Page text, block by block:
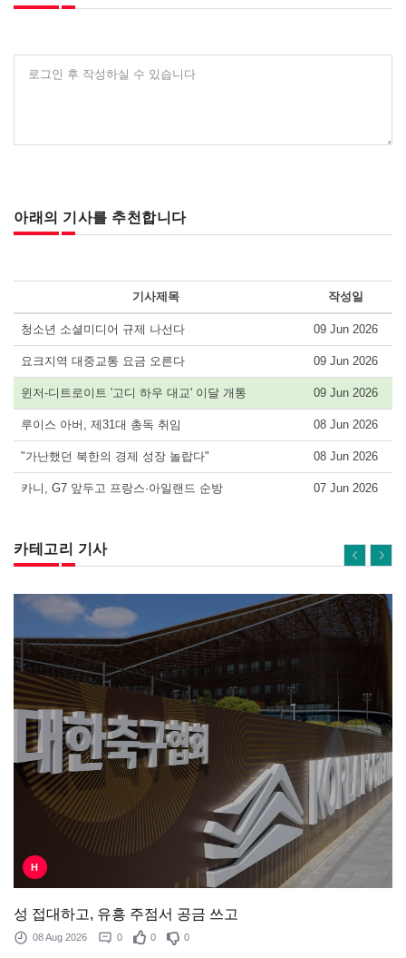
로그인 후 작성하실 수 있습니다
아래의 기사를 추천합니다
기사제목 작성일
청소년 소셜미디어 규제 나선다 09 Jun 2026
요크지역 대중교통 요금 오른다 09 Jun 2026
윈저-디트로이트 '고디 하우 대교' 이달 개통 09 Jun 2026
루이스 아버, 제31대 총독 취임 08 Jun 2026
"가난했던 북한의 경제 성장 놀랍다" 08 Jun 2026
카니, G7 앞두고 프랑스·아일랜드 순방 07 Jun 2026
카테고리 기사
H
성 접대하고, 유흥 주점서 공금 쓰고
08 Aug 2026 0 0 0